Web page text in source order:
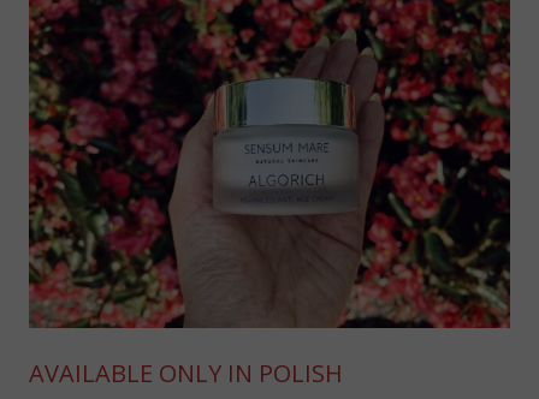
AVAILABLE ONLY IN POLISH